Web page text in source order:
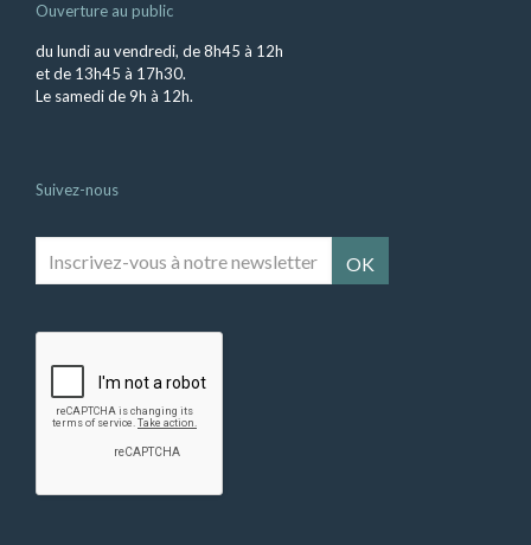
Ouverture au public
du lundi au vendredi, de 8h45 à 12h
et de 13h45 à 17h30.
Le samedi de 9h à 12h.
Suivez-nous
vous
notre